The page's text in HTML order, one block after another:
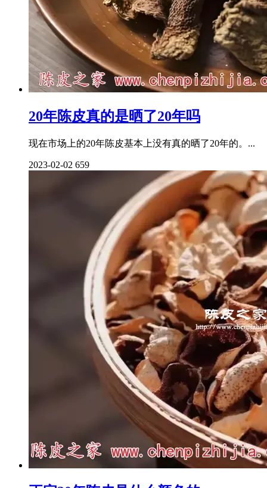
20年陈皮真的是晒了20年吗
现在市场上的20年陈皮基本上没有真的晒了20年的。...
2023-02-02 659